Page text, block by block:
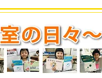
ざん段位」検定試験